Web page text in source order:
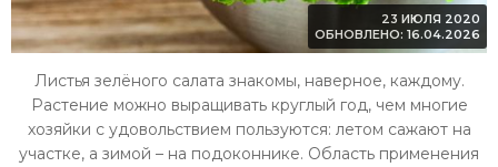
23 ИЮЛЯ 2020
ОБНОВЛЕНО: 16.04.2026
Листья зелёного салата знакомы, наверное, каждому.
Растение можно выращивать круглый год, чем многие
хозяйки с удовольствием пользуются: летом сажают на
участке, а зимой – на подоконнике. Область применения